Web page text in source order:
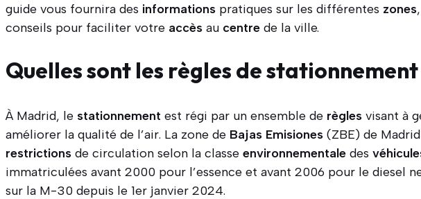
guide vous fournira des informations pratiques sur les différentes zones
conseils pour faciliter votre accès au centre de la ville.
Quelles sont les règles de
À Madrid, le stationnement est régi par un ensemble de règles visant à
améliorer la qualité de l’air. La zone de Bajas Emisiones (ZBE) de
restrictions de circulation selon la classe environnementale des
immatriculées avant 2000 pour l’essence et avant 2006 pour le diesel
sur la M-30 depuis le 1er janvier 2024.